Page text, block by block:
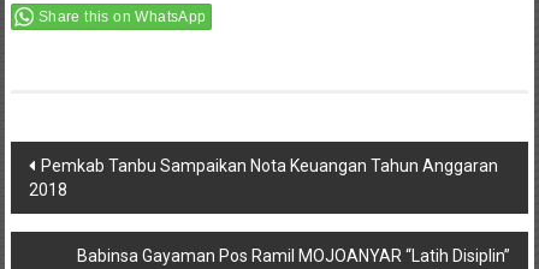
Share this on WhatsApp
Post
navigation
Pemkab Tanbu Sampaikan Nota Keuangan Tahun Anggaran
2018
Babinsa Gayaman Pos Ramil MOJOANYAR “Latih Disiplin”